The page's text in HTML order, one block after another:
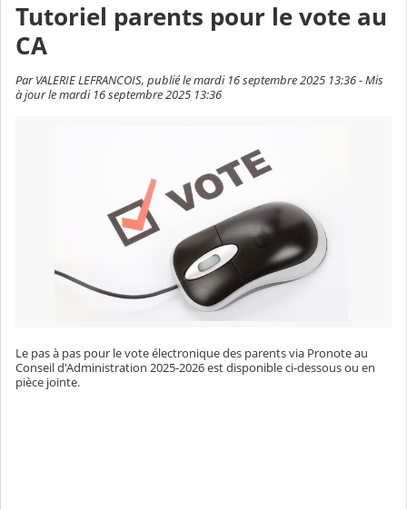
Tutoriel parents pour le vote au
CA
Par VALERIE LEFRANCOIS, publié le mardi 16 septembre 2025 13:36 - Mis
à jour le mardi 16 septembre 2025 13:36
Le pas à pas pour le vote électronique des parents via Pronote au
Conseil d'Administration 2025-2026 est disponible ci-dessous ou en
pièce jointe.